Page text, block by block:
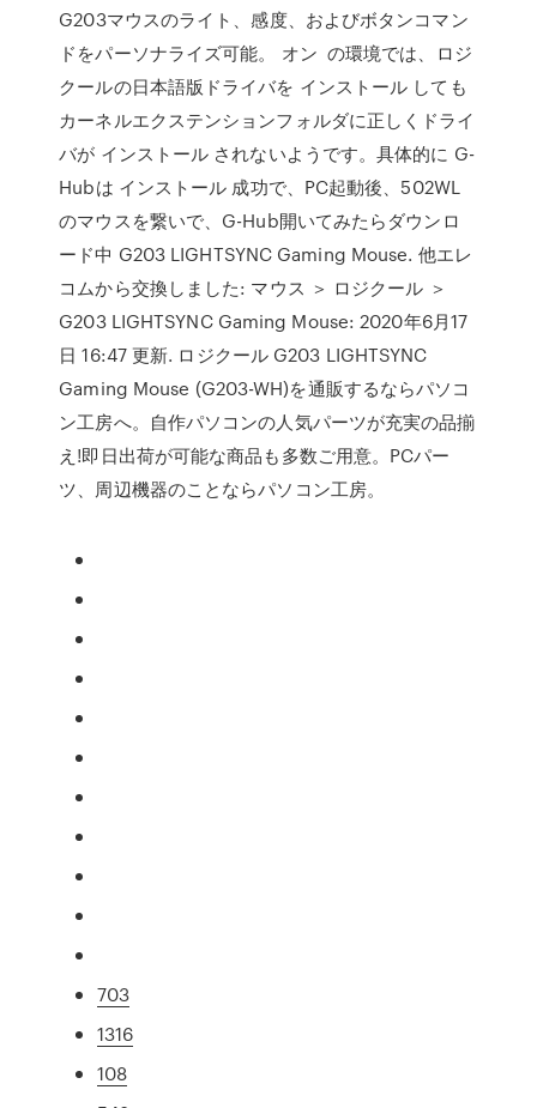
G203マウスのライト、感度、およびボタンコマン
ドをパーソナライズ可能。 オン の環境では、ロジ
クールの日本語版ドライバを インストール しても
カーネルエクステンションフォルダに正しくドライ
バが インストール されないようです。具体的に G-
Hubは インストール 成功で、PC起動後、502WL
のマウスを繋いで、G-Hub開いてみたらダウンロ
ード中 G203 LIGHTSYNC Gaming Mouse. 他エレ
コムから交換しました: マウス ＞ ロジクール ＞
G203 LIGHTSYNC Gaming Mouse: 2020年6月17
日 16:47 更新. ロジクール G203 LIGHTSYNC
Gaming Mouse (G203-WH)を通販するならパソコ
ン工房へ。自作パソコンの人気パーツが充実の品揃
え!即日出荷が可能な商品も多数ご用意。PCパー
ツ、周辺機器のことならパソコン工房。
703
1316
108